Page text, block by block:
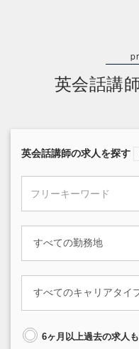
英会話講
英会話講師の求人を探す
6ヶ月以上過去の求人